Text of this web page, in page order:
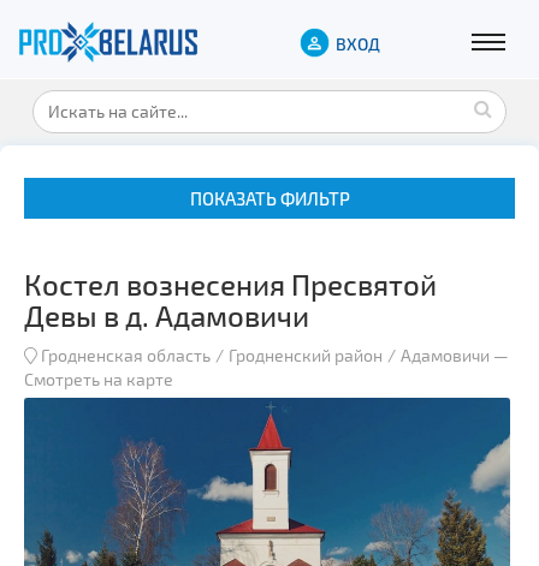
ВХОД
ПОКАЗАТЬ ФИЛЬТР
Замки и дворцы
Военная история
Гражданская архитектура
Спортивные сооружения
Костел вознесения Пресвятой
Девы в д. Адамовичи
Гродненская область Гродненский район Адамовичи —
Смотреть на карте